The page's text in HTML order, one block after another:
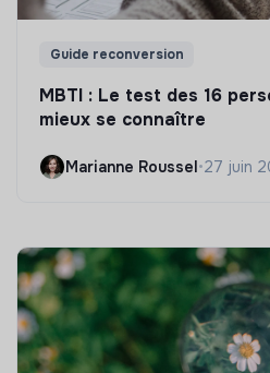
Guide reconversion
MBTI : Le test des 16
mieux se connaître
Marianne Roussel•27 juin